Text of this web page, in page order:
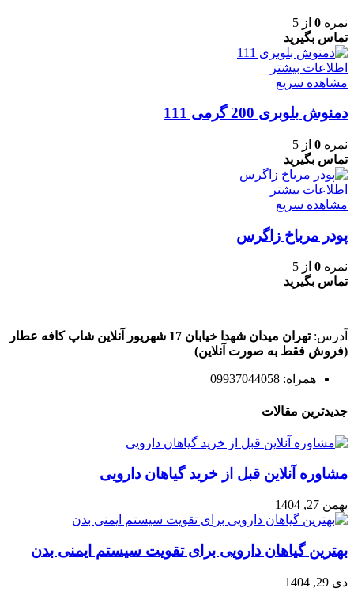
نمره 0 از 5
تماس بگیرید
اطلاعات بیشتر
مشاهده سریع
دمنوش بلوبری 200 گرمی 111
نمره 0 از 5
تماس بگیرید
اطلاعات بیشتر
مشاهده سریع
پودر مرباخ زاگرس
نمره 0 از 5
تماس بگیرید
آدرس:تهران میدان شهدا خیابان 17 شهریور آنلاین شاپ کافه عطار
(فروش فقط به صورت آنلاین)
همراه: 09937044058
جدیدترین مقالات
مشاوره آنلاین قبل از خرید گیاهان دارویی
بهمن 27, 1404
بهترین گیاهان دارویی برای تقویت سیستم ایمنی بدن
دی 29, 1404